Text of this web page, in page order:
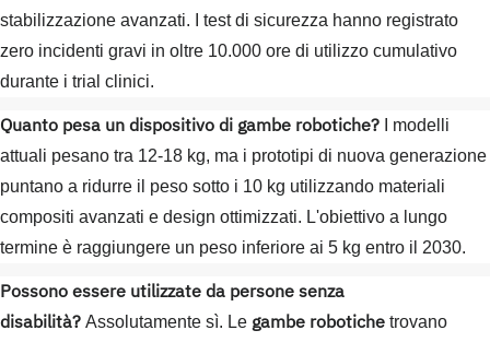
stabilizzazione avanzati. I test di sicurezza hanno registrato
zero incidenti gravi in oltre 10.000 ore di utilizzo cumulativo
durante i trial clinici.
Quanto pesa un dispositivo di gambe robotiche? I modelli
attuali pesano tra 12-18 kg, ma i prototipi di nuova generazione
puntano a ridurre il peso sotto i 10 kg utilizzando materiali
compositi avanzati e design ottimizzati. L'obiettivo a lungo
termine è raggiungere un peso inferiore ai 5 kg entro il 2030.
Possono essere utilizzate da persone senza
disabilità? Assolutamente sì. Le gambe robotiche trovano